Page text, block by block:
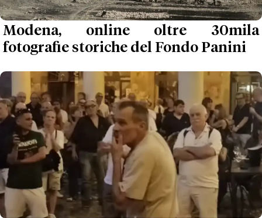
Modena, online oltre 30mila
fotografie storiche del Fondo Panini